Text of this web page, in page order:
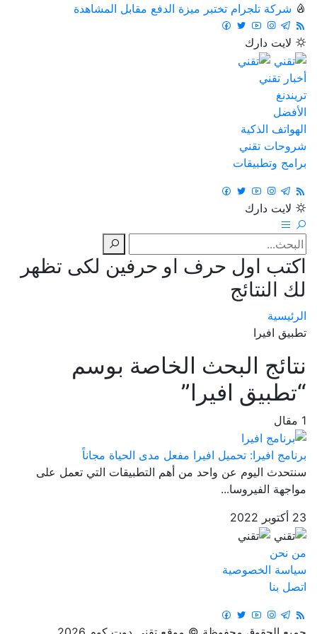
شركة تلجرام تختبر ميزة الدفع مقابل المشاهدة
لايت دارك
أخبار تقني
تريندنغ
الأفضل
الهواتف الذكية
شروحات تقني
برامج وتطبيقات
لايت دارك
اكتب اول حرف او حرفين لكى تظهر
لك النتائج
الرئيسية
تطبيق افيرا
نتائج البحث الخاصة بوسم
“تطبيق افيرا”
1 مقال
برنامج افيرا: تحميل افيرا مفعل مدى الحياة مجاناً
سنتحدث اليوم عن واحد من أهم التطبيقات التي تعمل على
مواجهة الفيروسا...
23 أكتوبر 2022
من نحن
سياسة الخصوصية
اتصل بنا